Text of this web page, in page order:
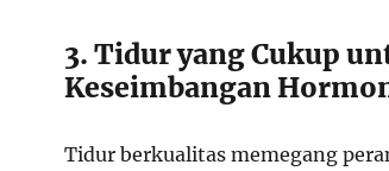
3. Tidur yang Cukup
Keseimbangan
Tidur berkualitas memegang